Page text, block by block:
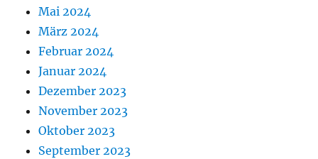
Mai 2024
März 2024
Februar 2024
Januar 2024
Dezember 2023
November 2023
Oktober 2023
September 2023